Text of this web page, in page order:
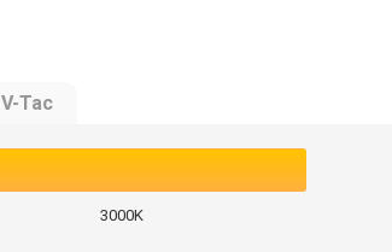
V-Tac
3000K